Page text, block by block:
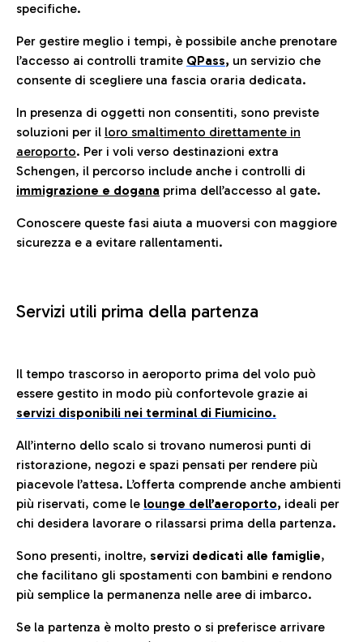
specifiche.
Per gestire meglio i tempi, è possibile anche prenotare
l’accesso ai controlli tramite QPass, un servizio che
consente di scegliere una fascia oraria dedicata.
In presenza di oggetti non consentiti, sono previste
soluzioni per il loro smaltimento direttamente in
aeroporto. Per i voli verso destinazioni extra
Schengen, il percorso include anche i controlli di
immigrazione e dogana prima dell’accesso al gate.
Conoscere queste fasi aiuta a muoversi con maggiore
sicurezza e a evitare rallentamenti.
Servizi utili prima della partenza
Il tempo trascorso in aeroporto prima del volo può
essere gestito in modo più confortevole grazie ai
servizi disponibili nei terminal di Fiumicino.
All’interno dello scalo si trovano numerosi punti di
ristorazione, negozi e spazi pensati per rendere più
piacevole l’attesa. L’offerta comprende anche ambienti
più riservati, come le lounge dell’aeroporto, ideali per
chi desidera lavorare o rilassarsi prima della partenza.
Sono presenti, inoltre, servizi dedicati alle famiglie,
che facilitano gli spostamenti con bambini e rendono
più semplice la permanenza nelle aree di imbarco.
Se la partenza è molto presto o si preferisce arrivare